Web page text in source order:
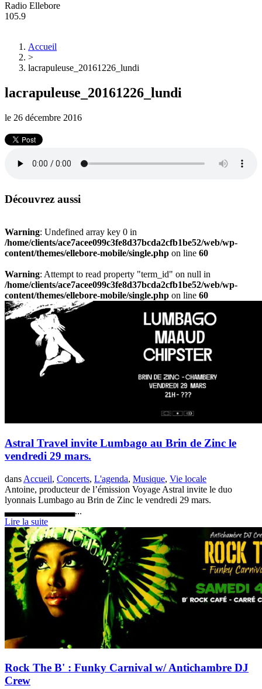
Radio Ellebore
105.9
Accueil
>
lacrapuleuse_20161226_lundi
lacrapuleuse_20161226_lundi
le 26 décembre 2016
Découvrez aussi
Warning: Undefined array key 0 in
/home/clients/ace7acee099c3fe8d37bcda2cfb1be52/web/wp-
content/themes/ellebore-mobile/single.php on line 60
Warning: Attempt to read property "term_id" on null in
/home/clients/ace7acee099c3fe8d37bcda2cfb1be52/web/wp-
content/themes/ellebore-mobile/single.php on line 60
Astral Travel invite Lumbago au Brin de Zinc le
vendredi 29 mars.
dans Accueil, Concerts, L'agenda, Musique, Vie locale
Antoine, producteur de l’émission Voyage Astral invite le duo
lyonnais Lumbago au Brin de Zinc le vendredi 29 mars.
▃▃▃▃▃▃▃▃▃▃...
Lire la suite
Rock The B' : Funky Carnival w/ Antichambre DJ
Crew